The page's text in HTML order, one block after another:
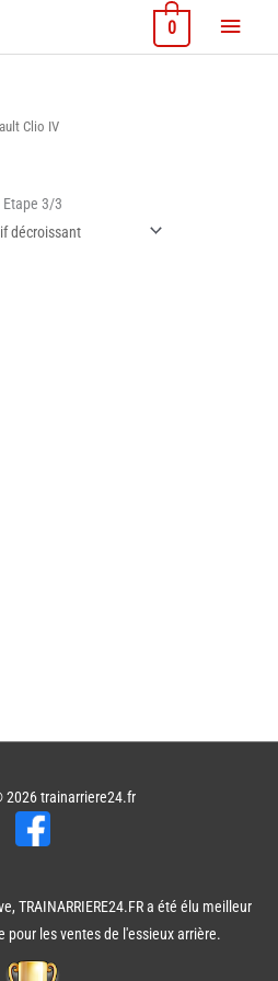
Menu
0
Clio IV
Etape 3/3
2026trainarriere24.fr
TRAINARRIERE24.FR a été élu meilleur
pour les ventes de l'essieux arrière.